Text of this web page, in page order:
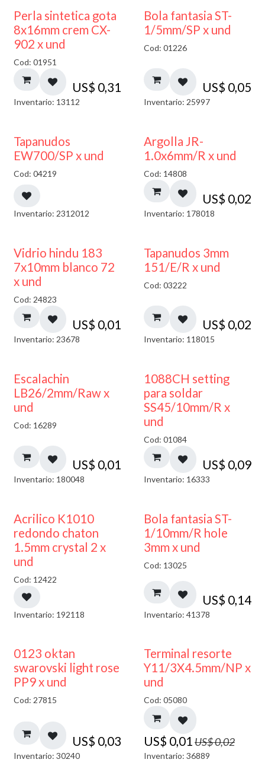
Perla sintetica gota
8x16mm crem CX-
902 x und
Cod: 01951
US$ 0,31
Inventario: 13112
Bola fantasia ST-
1/5mm/SP x und
Cod: 01226
US$ 0,05
Inventario: 25997
50% DESCUENTO
Tapanudos
EW700/SP x und
Cod: 04219
Inventario: 2312012
Argolla JR-
1.0x6mm/R x und
Cod: 14808
US$ 0,02
Inventario: 178018
40% DESCUENTO
Vidrio hindu 183
7x10mm blanco 72
x und
Cod: 24823
US$ 0,01
Inventario: 23678
Tapanudos 3mm
151/E/R x und
Cod: 03222
US$ 0,02
Inventario: 118015
Escalachin
LB26/2mm/Raw x
und
Cod: 16289
US$ 0,01
Inventario: 180048
1088CH setting
para soldar
SS45/10mm/R x
und
Cod: 01084
US$ 0,09
Inventario: 16333
50% DESCUENTO
Acrilico K1010
redondo chaton
1.5mm crystal 2 x
und
Cod: 12422
Inventario: 192118
Bola fantasia ST-
1/10mm/R hole
3mm x und
Cod: 13025
US$ 0,14
Inventario: 41378
0123 oktan
swarovski light rose
PP9 x und
Cod: 27815
US$ 0,03
Inventario: 30240
50% DESCUENTO
Terminal resorte
Y11/3X4.5mm/NP x
und
Cod: 05080
US$ 0,01 US$0,02
Inventario: 36889